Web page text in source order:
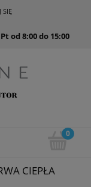
SIĘ
od 8:00 do 15:00
CIEPŁA